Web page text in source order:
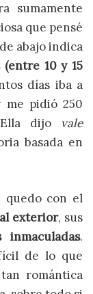
sumamente
que pensé
abajo indica
10 y 15
días iba a
me pidió 250
dijo vale
basada en
quedo con el
exterior, sus
inmaculadas.
de lo que
romántica